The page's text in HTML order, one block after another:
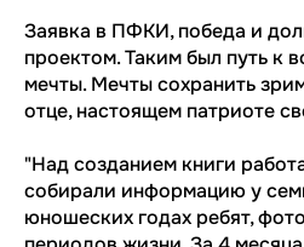
Заявка в ПФКИ, победа и
проектом. Таким был путь к
мечты. Мечты сохранить
отце, настоящем патриоте
"Над созданием книги
собирали информацию у
юношеских годах ребят,